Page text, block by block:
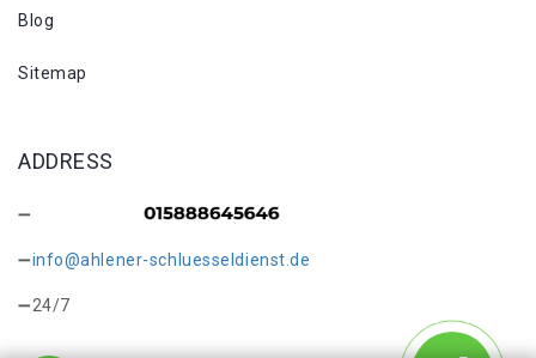
Blog
Sitemap
ADDRESS
info@ahlener-schluesseldienst.de
24/7